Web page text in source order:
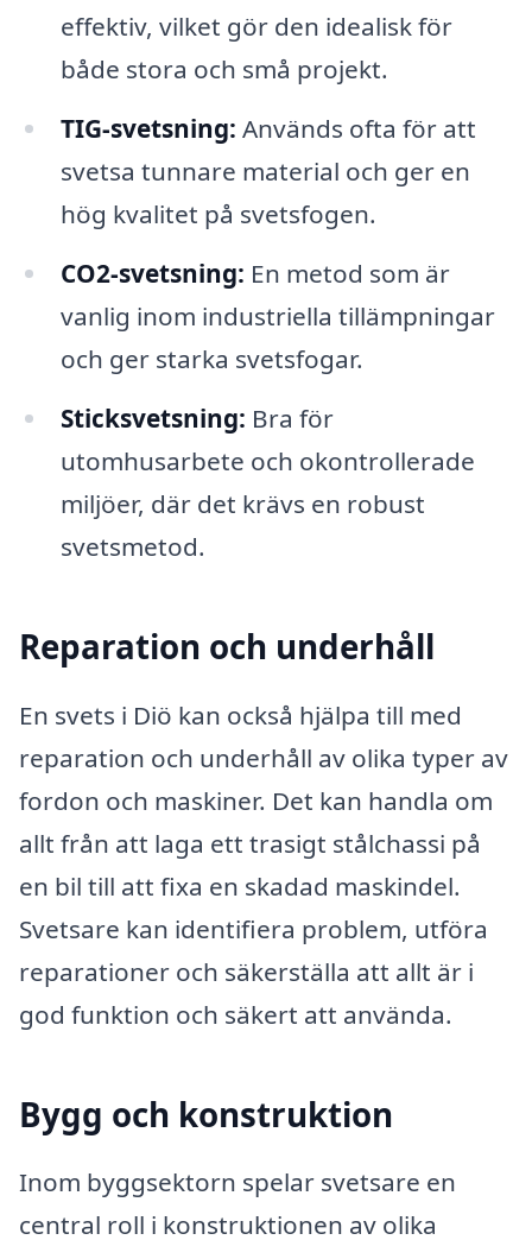
effektiv, vilket gör den idealisk för
både stora och små projekt.
TIG-svetsning: Används ofta för att
svetsa tunnare material och ger en
hög kvalitet på svetsfogen.
CO2-svetsning: En metod som är
vanlig inom industriella tillämpningar
och ger starka svetsfogar.
Sticksvetsning: Bra för
utomhusarbete och okontrollerade
miljöer, där det krävs en robust
svetsmetod.
Reparation och underhåll
En svets i Diö kan också hjälpa till med
reparation och underhåll av olika typer av
fordon och maskiner. Det kan handla om
allt från att laga ett trasigt stålchassi på
en bil till att fixa en skadad maskindel.
Svetsare kan identifiera problem, utföra
reparationer och säkerställa att allt är i
god funktion och säkert att använda.
Bygg och konstruktion
Inom byggsektorn spelar svetsare en
central roll i konstruktionen av olika